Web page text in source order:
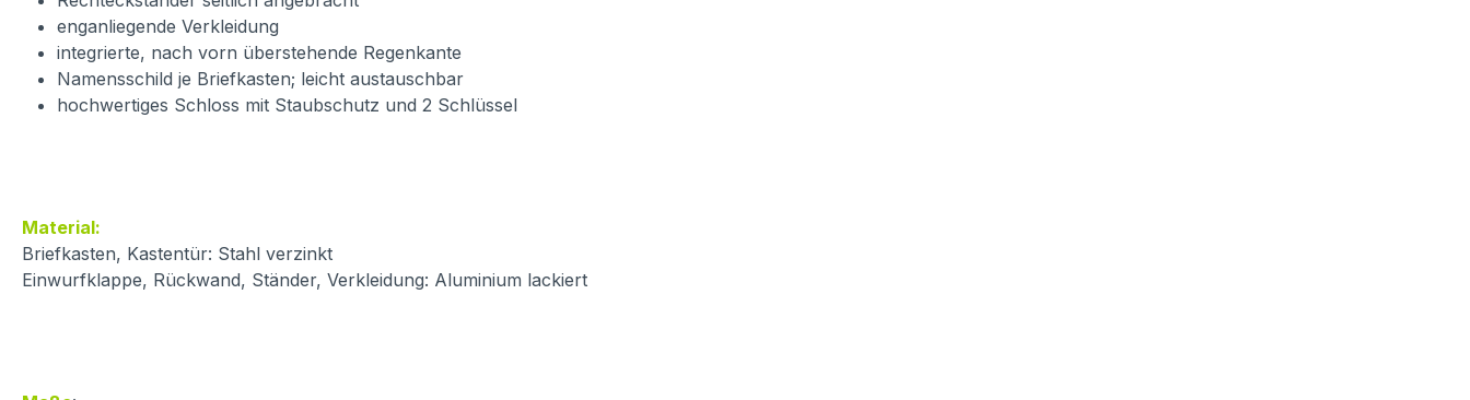
enganliegende Verkleidung
integrierte, nach vorn überstehende Regenkante
Namensschild je Briefkasten; leicht austauschbar
hochwertiges Schloss mit Staubschutz und 2 Schlüssel
Material:
Briefkasten, Kastentür: Stahl verzinkt
Einwurfklappe, Rückwand, Ständer, Verkleidung: Aluminium lackiert